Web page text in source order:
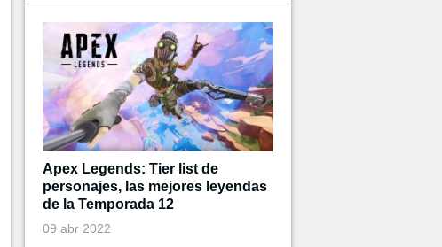
Apex Legends: Tier list de
personajes, las mejores leyendas
de la Temporada 12
09 abr 2022